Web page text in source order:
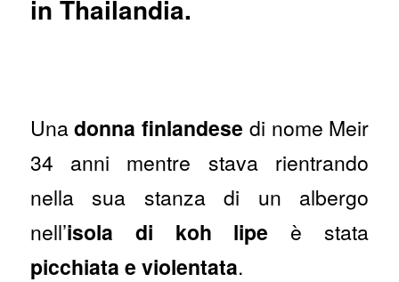
in Thailandia.
Unadonna finlandese di nome Meir
34 anni mentre stava rientrando
nella sua stanza di un albergo
nell’isola di koh lipe è stata
picchiata e violentata.